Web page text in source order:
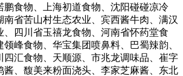
鹏食物、上海初道食物、沈阳碰碰凉冷
南省苦山村生态农业、宾西酱牛肉、满汉
、四川省玉禧龙食物、河南省怀药堂食
峰食物、华宝集团喷鼻料、巴蜀辣韵、
四汇食物、天顺源、市兆龙调味品、崔字
酱、馥美来粉面浇头、李家芝麻酱、东北